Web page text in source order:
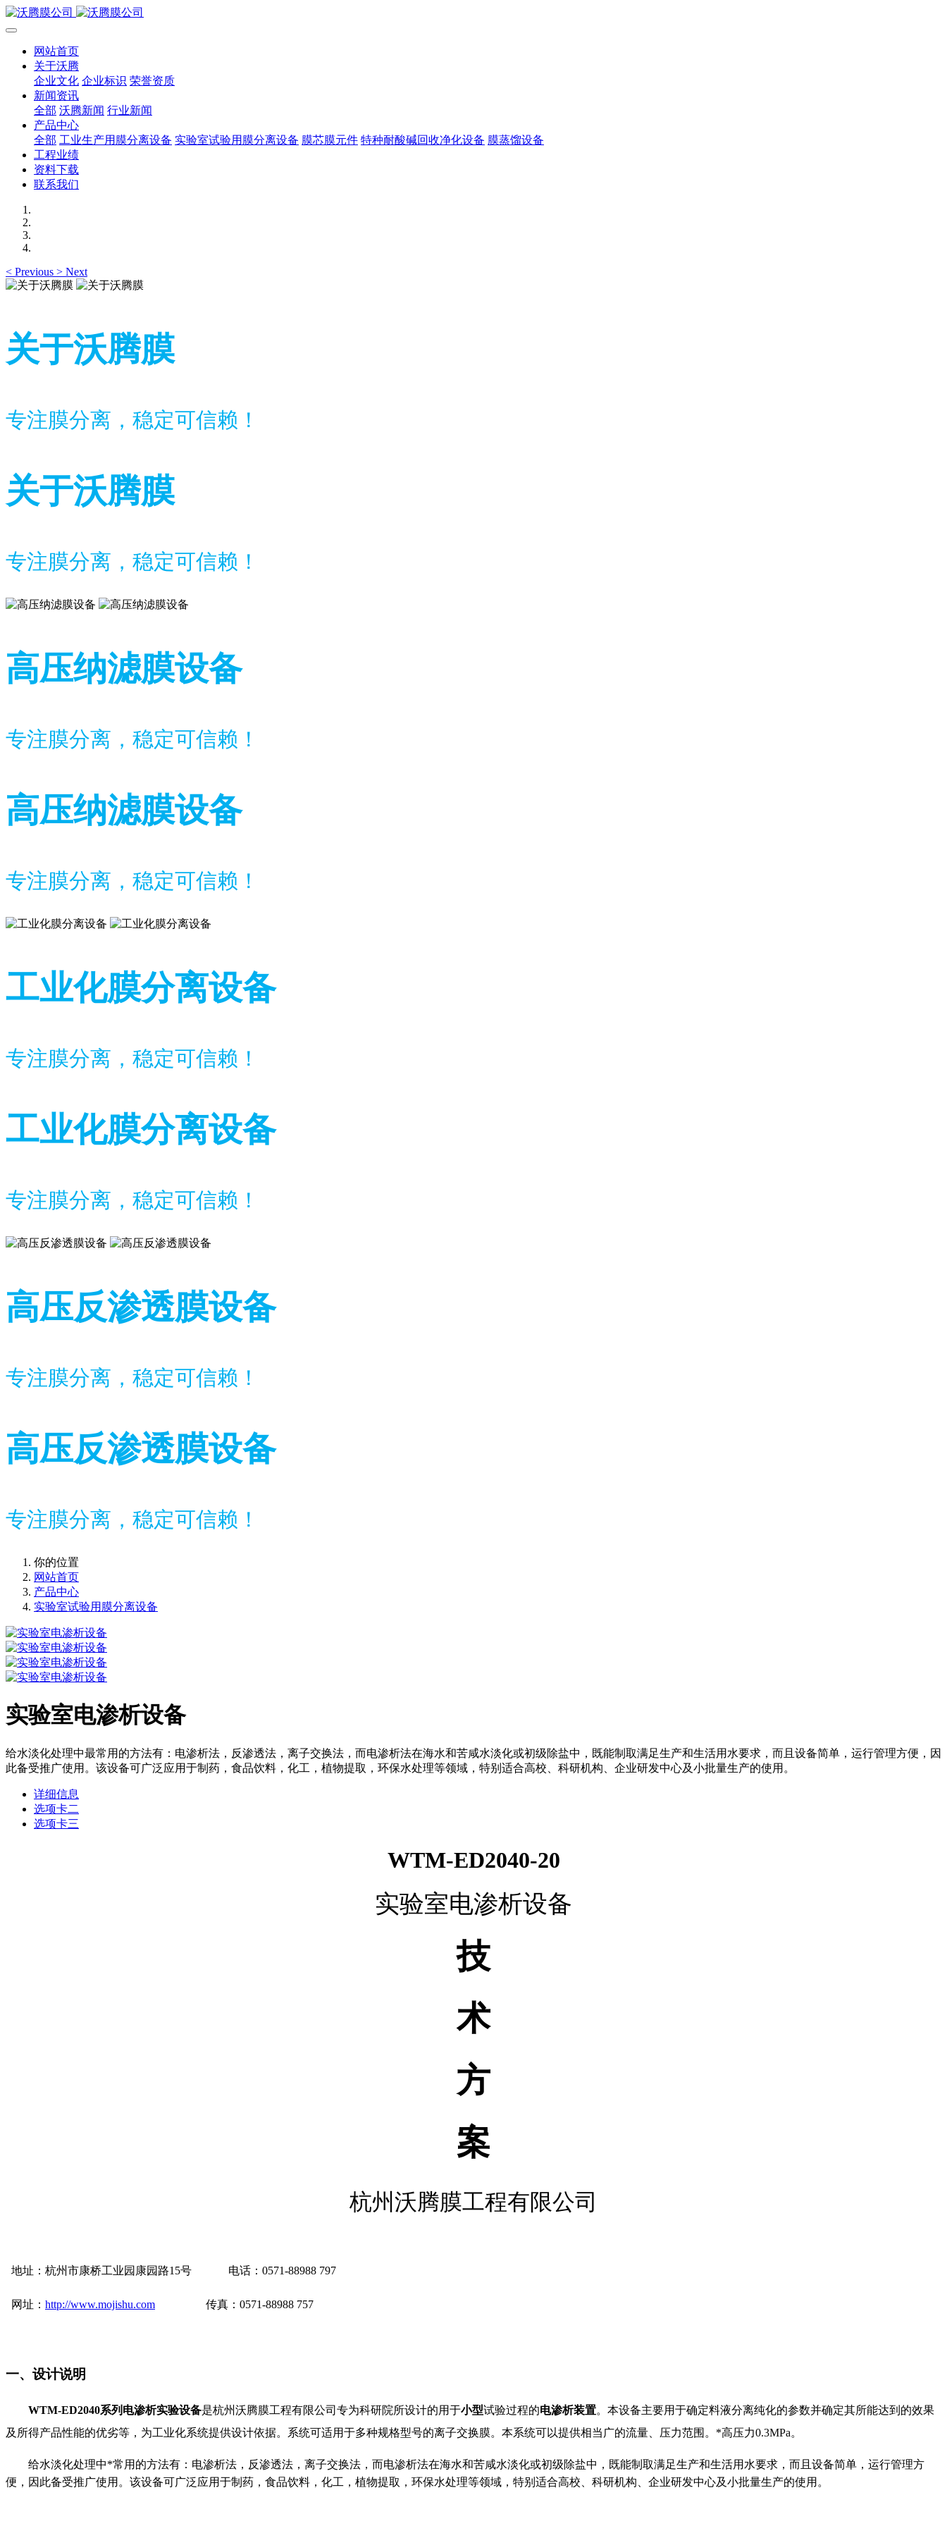
网站首页
关于沃腾
企业文化 企业标识 荣誉资质
新闻资讯
全部 沃腾新闻 行业新闻
产品中心
全部 工业生产用膜分离设备 实验室试验用膜分离设备 膜芯膜元件 特种耐酸碱回收净化设备 膜蒸馏设备
工程业绩
资料下载
联系我们
< Previous > Next
关于沃腾膜
专注膜分离，稳定可信赖！
关于沃腾膜
专注膜分离，稳定可信赖！
高压纳滤膜设备
专注膜分离，稳定可信赖！
高压纳滤膜设备
专注膜分离，稳定可信赖！
工业化膜分离设备
专注膜分离，稳定可信赖！
工业化膜分离设备
专注膜分离，稳定可信赖！
高压反渗透膜设备
专注膜分离，稳定可信赖！
高压反渗透膜设备
专注膜分离，稳定可信赖！
你的位置
网站首页
产品中心
实验室试验用膜分离设备
实验室电渗析设备
给水淡化处理中最常用的方法有：电渗析法，反渗透法，离子交换法，而电渗析法在海水和苦咸水淡化或初级除盐中，既能制取满足生产和生活用水要求，而且设备简单，运行管理方便，因
此备受推广使用。该设备可广泛应用于制药，食品饮料，化工，植物提取，环保水处理等领域，特别适合高校、科研机构、企业研发中心及小批量生产的使用。
详细信息
选项卡二
选项卡三
WTM-ED2040-20
实验室电渗析设备
技
术
方
案
杭州沃腾膜工程有限公司
地址：杭州市康桥工业园康园路15号 电话：0571-88988 797
网址： http://www.mojishu.com 传真：0571-88988 757
一、 设计说明
WTM-ED2040系列电渗析实验设备是杭州沃腾膜工程有限公司专为科研院所设计的用于小型试验过程的电渗析装置。本设备主要用于确定料液分离纯化的参数并确定其所能达到的效果
及所得产品性能的优劣等，为工业化系统提供设计依据。系统可适用于多种规格型号的离子交换膜。本系统可以提供相当广的流量、压力范围。*高压力0.3MPa。
给水淡化处理中*常用的方法有：电渗析法，反渗透法，离子交换法，而电渗析法在海水和苦咸水淡化或初级除盐中，既能制取满足生产和生活用水要求，而且设备简单，运行管理方
便，因此备受推广使用。该设备可广泛应用于制药，食品饮料，化工，植物提取，环保水处理等领域，特别适合高校、科研机构、企业研发中心及小批量生产的使用。